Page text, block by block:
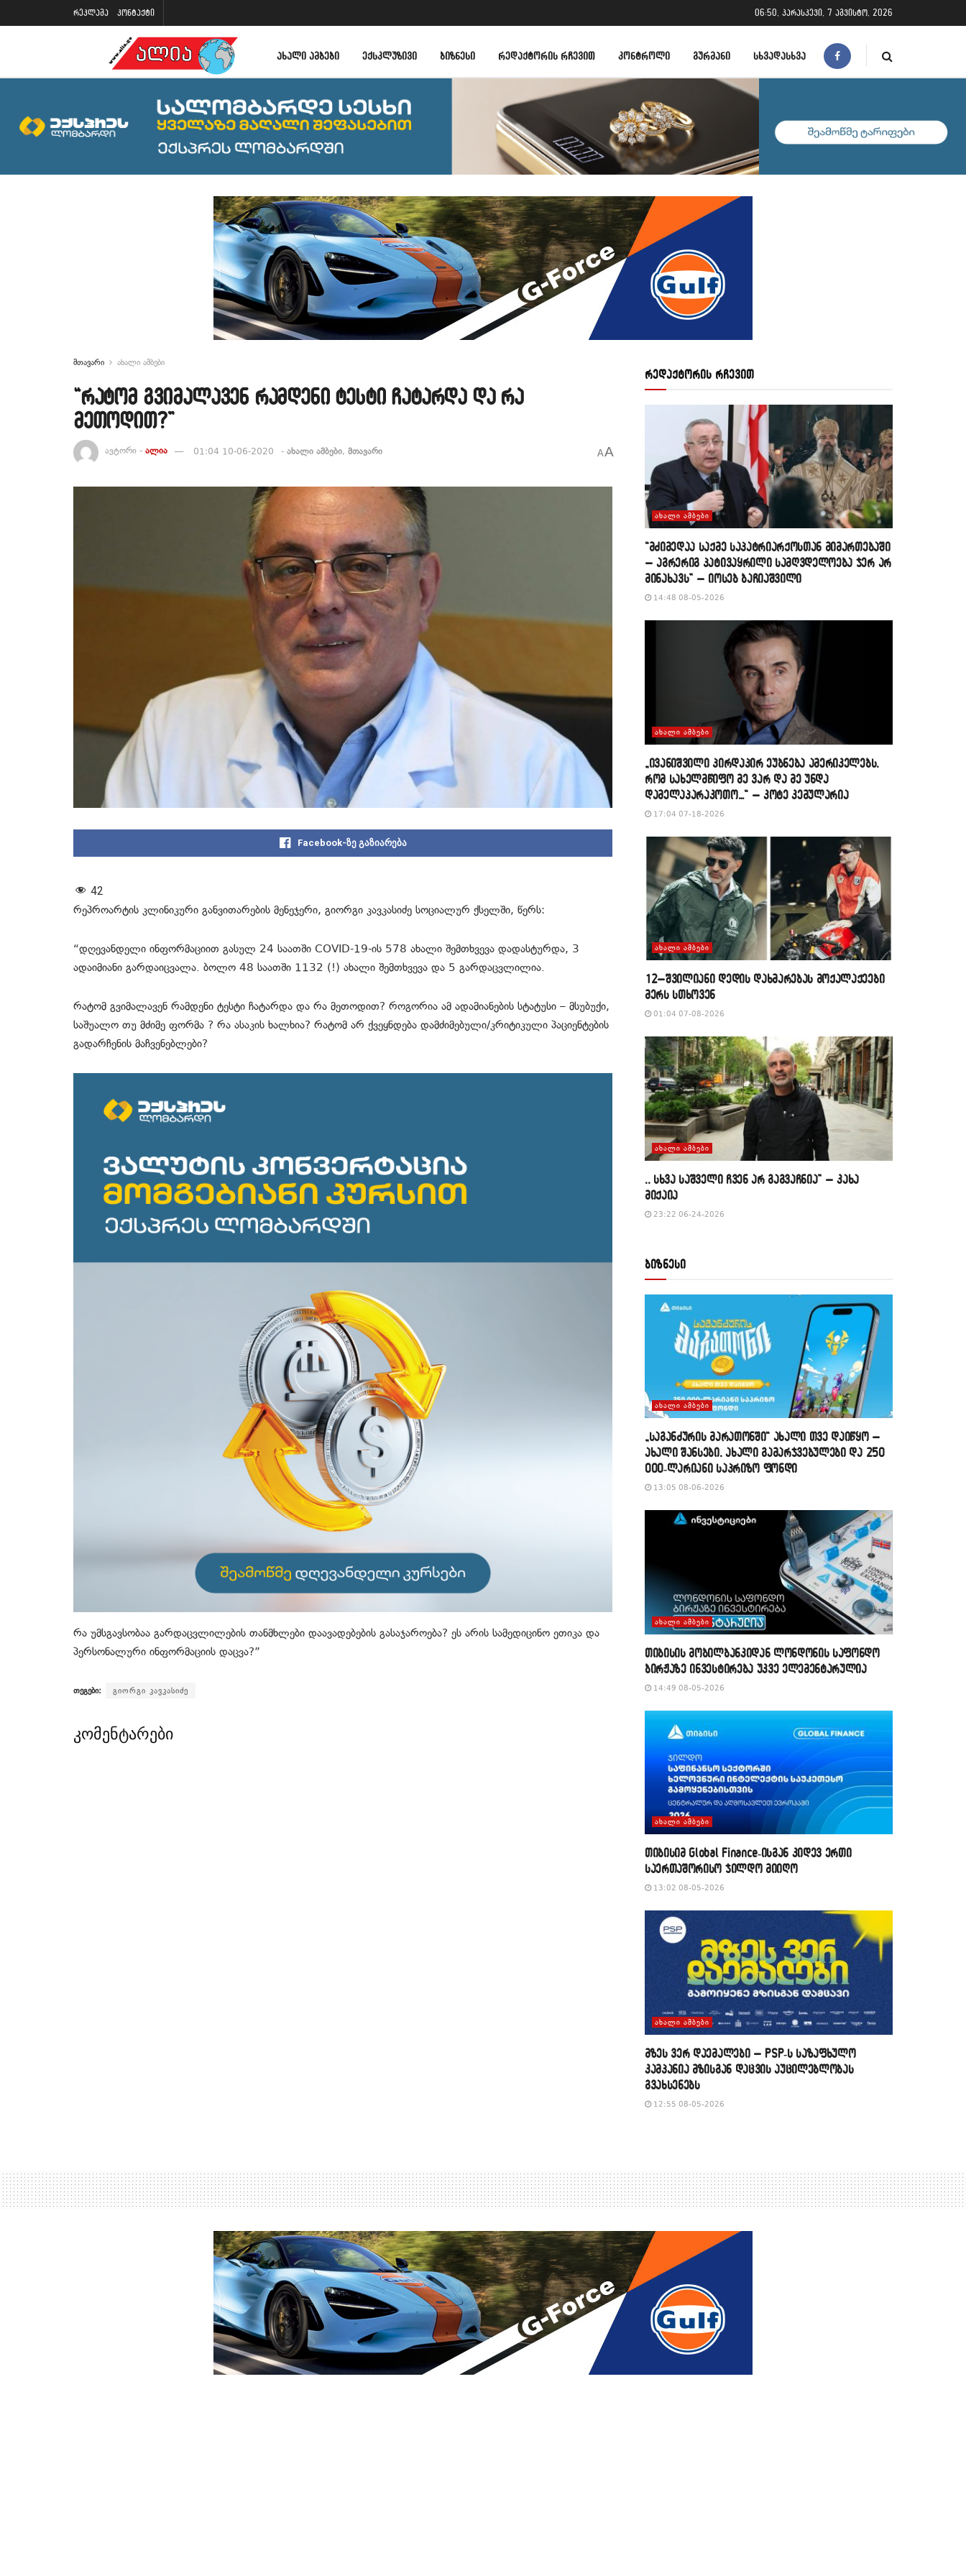
რეკლამა კონტაქტი 06:50, პარასკევი, 7 აგვისტო, 2026
ᲐᲮᲐᲚᲘ ᲐᲛᲑᲔᲑᲘ ᲔᲥᲡᲙᲚᲣᲖᲘᲕᲘ ᲑᲘᲖᲜᲔᲡᲘ ᲠᲔᲓᲐᲥᲢᲝᲠᲘᲡ ᲠᲩᲔᲕᲘᲗ ᲙᲝᲜᲢᲠᲝᲚᲘ ᲒᲣᲠᲛᲐᲜᲘ ᲡᲮᲕᲐᲓᲐᲡᲮᲕᲐ
მთავარი ახალი ამბები
“რატომ გვიმალავენ რამდენი ტესტი ჩატარდა და რა
მეთოდით?”
ავტორი - ალია 01:04 10-06-2020 - ახალი ამბები, მთავარი AA
Facebook-ზე გაზიარება
42
რეპროარტის კლინიკური განვითარების მენეჯერი, გიორგი კავკასიძე სოციალურ ქსელში, წერს:
“დღევანდელი ინფორმაციით გასულ 24 საათში COVID-19-ის 578 ახალი შემთხვევა დადასტურდა, 3
ადაიმიანი გარდაიცვალა. ბოლო 48 საათში 1132 (!) ახალი შემთხვევა და 5 გარდაცვლილია.
რატომ გვიმალავენ რამდენი ტესტი ჩატარდა და რა მეთოდით? როგორია ამ ადამიანების სტატუსი – მსუბუქი,
საშუალო თუ მძიმე ფორმა ? რა ასაკის ხალხია? რატომ არ ქვეყნდება დამძიმებული/კრიტიკული პაციენტების
გადარჩენის მაჩვენებლები?
რა უმსგავსობაა გარდაცვლილების თანმხლები დაავადებების გასაჯაროება? ეს არის სამედიცინო ეთიკა და
პერსონალური ინფორმაციის დაცვა?”
თეგები: გიორგი კავკასიძე
კომენტარები
რედაქტორის რჩევით
ᲐᲮᲐᲚᲘ ᲐᲛᲑᲔᲑᲘ
“მძიმედაა საქმე საპატრიარქოსთან მიმართებაში
– აგრერიგ პატივაყრილი სამღვდელოება ჯერ არ
მინახავს” – იოსებ ბაჩიაშვილი
14:48 08-05-2026
ᲐᲮᲐᲚᲘ ᲐᲛᲑᲔᲑᲘ
„ივანიშვილი პირდაპირ ეუბნება ამერიკელებს,
რომ სახელმწიფო მე ვარ და მე უნდა
დამელაპარაკოთო…“ – კოტე კემულარია
17:04 07-18-2026
ᲐᲮᲐᲚᲘ ᲐᲛᲑᲔᲑᲘ
12–შვილიანი დედის დახმარებას მოქალაქეები
მერს სთხოვენ
01:04 07-08-2026
ᲐᲮᲐᲚᲘ ᲐᲛᲑᲔᲑᲘ
,, სხვა საშველი ჩვენ არ გაგვაჩნია” – კახა
მიქაია
23:22 06-24-2026
ბიზნესი
ᲐᲮᲐᲚᲘ ᲐᲛᲑᲔᲑᲘ
„საგანძურის მარათონში“ ახალი თვე დაიწყო –
ახალი შანსები, ახალი გამარჯვებულები და 250
000-ლარიანი საპრიზო ფონდი
13:05 08-06-2026
ᲐᲮᲐᲚᲘ ᲐᲛᲑᲔᲑᲘ
თიბისის მობილბანკიდან ლონდონის საფონდო
ბირჟაზე ინვესტირება უკვე ელემენტარულია
14:49 08-05-2026
ᲐᲮᲐᲚᲘ ᲐᲛᲑᲔᲑᲘ
თიბისიმ Global Finance-ისგან კიდევ ერთი
საერთაშორისო ჯილდო მიიღო
13:02 08-05-2026
ᲐᲮᲐᲚᲘ ᲐᲛᲑᲔᲑᲘ
მზეს ვერ დაემალები – PSP-ს საზაფხულო
კამპანია მზისგან დაცვის აუცილებლობას
გვახსენებს
12:55 08-05-2026